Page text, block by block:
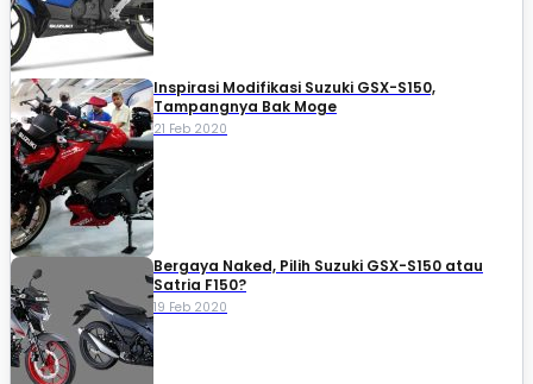
Inspirasi Modifikasi Suzuki GSX-S150,
Tampangnya Bak Moge
21 Feb 2020
Bergaya Naked, Pilih Suzuki GSX-S150 atau
Satria F150?
19 Feb 2020